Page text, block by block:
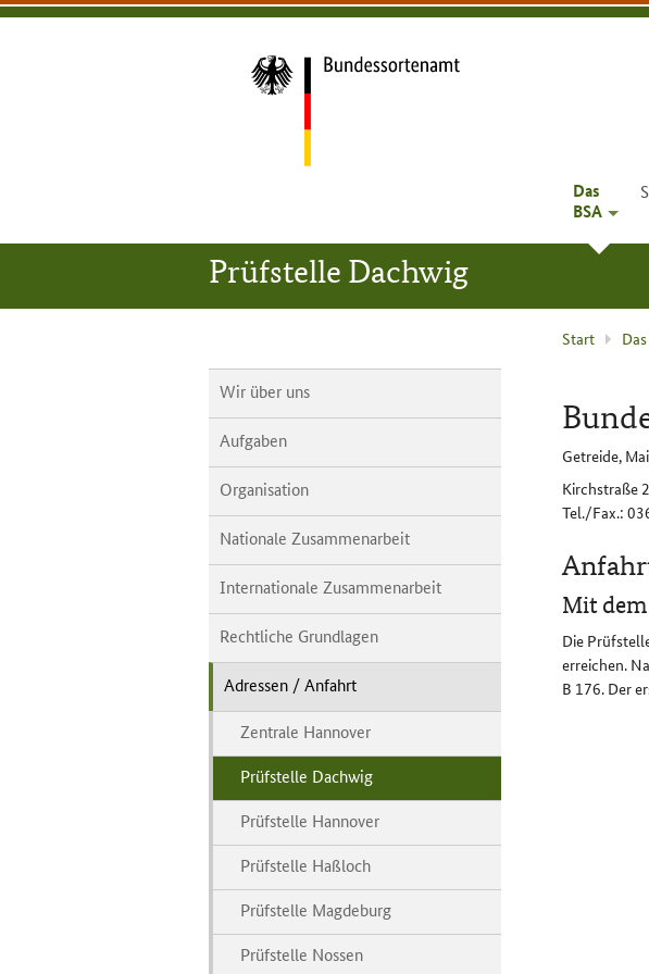
zum
zur
zum
Startseite
Das
BSA open
Prüfstelle Dachwig
Aktuelle
:
Start Das
Getreide,
Kirchstraße
Tel./Fax.:
Mit
Die
erreichen.
B 176. Der
Wir über uns
Aufgaben
Organisation
Nationale Zusammenarbeit
Internationale Zusammenarbeit
Rechtliche Grundlagen
Adressen / Anfahrt
Zentrale Hannover
Prüfstelle Dachwig
Prüfstelle Hannover
Prüfstelle Haßloch
Prüfstelle Magdeburg
Prüfstelle Nossen